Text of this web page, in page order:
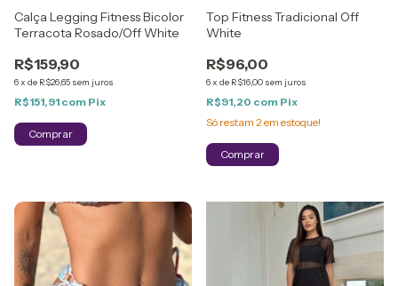
Calça Legging Fitness Bicolor
Terracota Rosado/Off White
R$159,90
6x de R$26,65 sem juros
R$151,91 com Pix
Comprar
Top Fitness Tradicional Off
White
R$96,00
6x de R$16,00 sem juros
R$91,20 com Pix
Só restam 2em estoque!
Comprar